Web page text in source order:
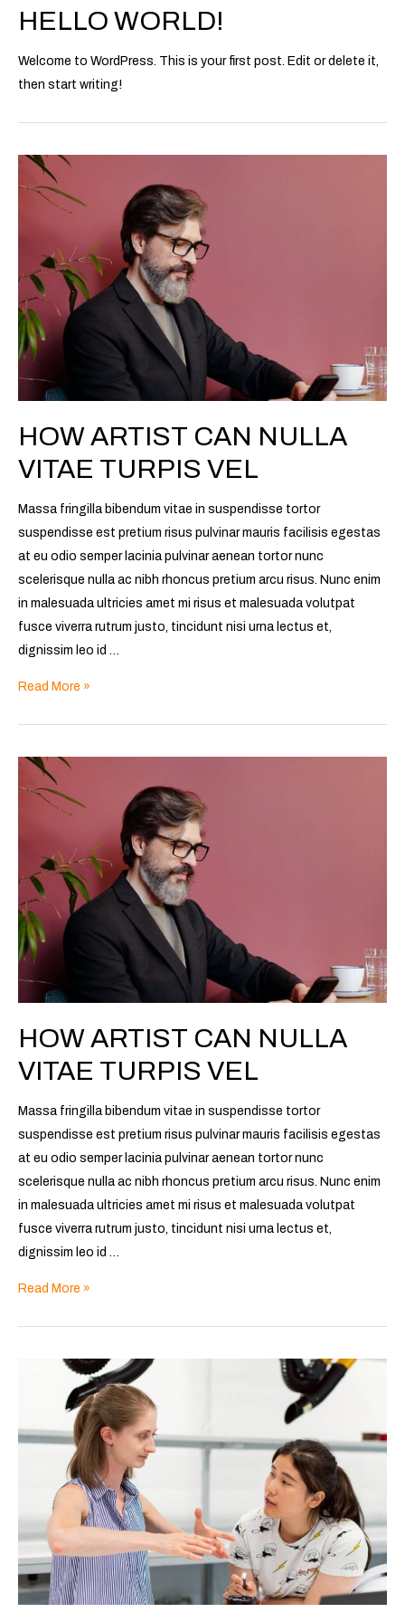
HELLO WORLD!
Welcome to WordPress. This is your first post. Edit or delete it,
then start writing!
HOW ARTIST CAN NULLA
VITAE TURPIS VEL
Massa fringilla bibendum vitae in suspendisse tortor
suspendisse est pretium risus pulvinar mauris facilisis egestas
at eu odio semper lacinia pulvinar aenean tortor nunc
scelerisque nulla ac nibh rhoncus pretium arcu risus. Nunc enim
in malesuada ultricies amet mi risus et malesuada volutpat
fusce viverra rutrum justo, tincidunt nisi urna lectus et,
dignissim leo id …
How
artist
vitae
turpis
vel
Read More »
HOW ARTIST CAN NULLA
VITAE TURPIS VEL
Massa fringilla bibendum vitae in suspendisse tortor
suspendisse est pretium risus pulvinar mauris facilisis egestas
at eu odio semper lacinia pulvinar aenean tortor nunc
scelerisque nulla ac nibh rhoncus pretium arcu risus. Nunc enim
in malesuada ultricies amet mi risus et malesuada volutpat
fusce viverra rutrum justo, tincidunt nisi urna lectus et,
dignissim leo id …
How
artist
vitae
turpis
vel
Read More »
sed